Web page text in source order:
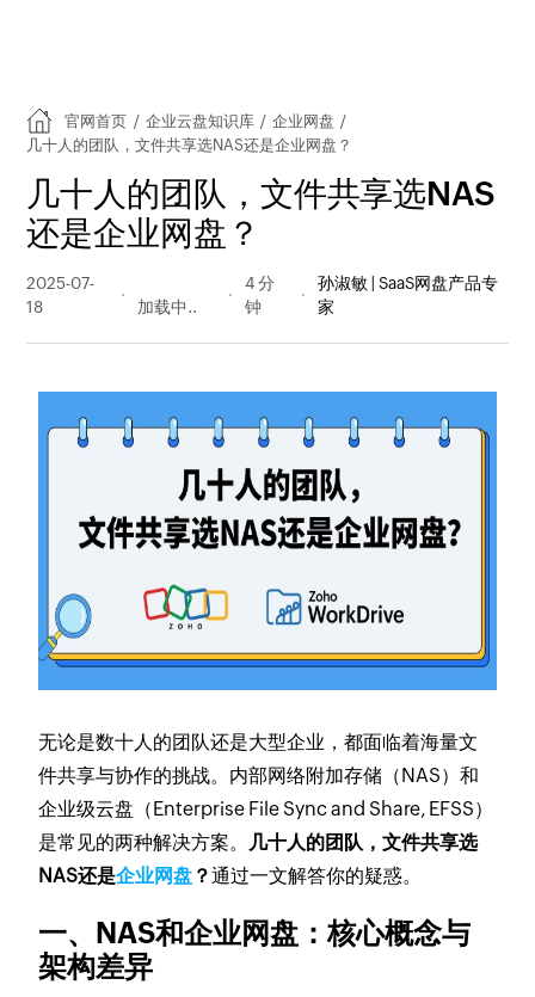
官网首页 / 企业云盘知识库 / 企业网盘 /
几十人的团队，文件共享选NAS还是企业网盘？
几十人的团队，文件共享选NAS
还是企业网盘？
2025-07-
18
量
4 分
钟
孙淑敏 | SaaS网盘产品专
家
无论是数十人的团队还是大型企业，都面临着海量文
件共享与协作的挑战。内部网络附加存储（NAS）和
企业级云盘（Enterprise File Sync and Share, EFSS）
是常见的两种解决方案。 几十人的团队，文件共享选
NAS还是企业网盘 ？通过一文解答你的疑惑。
一、NAS和企业网盘：核心概念与
架构差异